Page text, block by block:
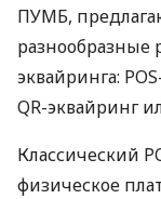
ПУМБ,
разнообразные
эквайринга:
QR-эквайринг
Классический
физическое